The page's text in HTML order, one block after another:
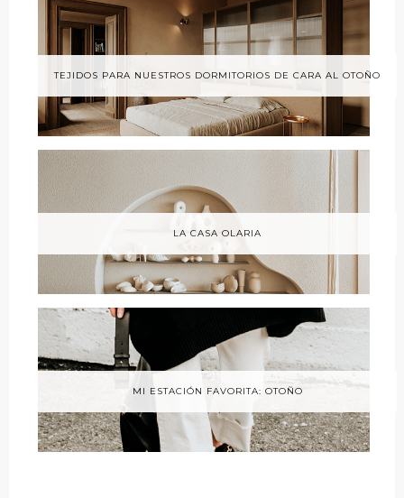
TEJIDOS PARA NUESTROS DORMITORIOS DE CARA AL OTOÑO
LA CASA OLARIA
MI ESTACIÓN FAVORITA: OTOÑO